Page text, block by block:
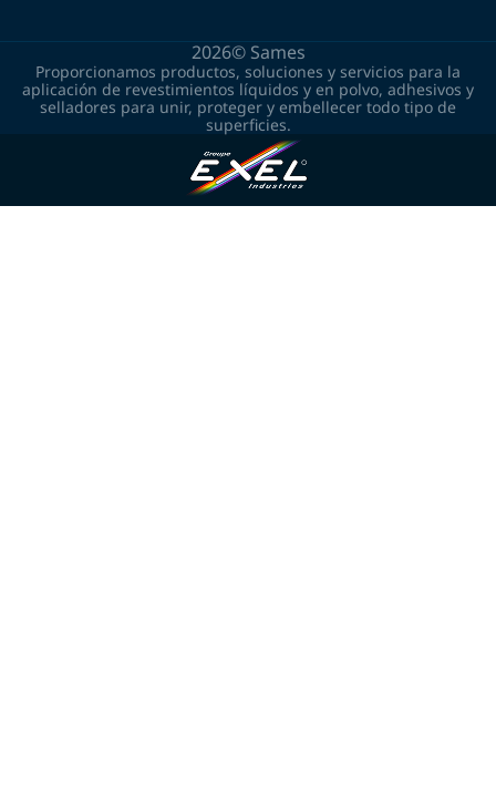
2026© Sames
Proporcionamos productos, soluciones y servicios para la
aplicación de revestimientos líquidos y en polvo, adhesivos y
selladores para unir, proteger y embellecer todo tipo de
superficies.